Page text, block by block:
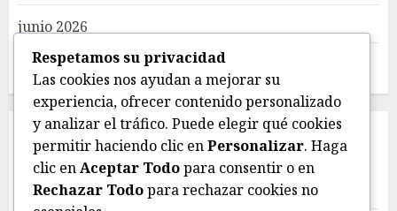
junio 2026
mayo 2026
CATEGORIES
Deportes
Respetamos su privacidad
Las cookies nos ayudan a mejorar su
experiencia, ofrecer contenido personalizado
y analizar el tráfico. Puede elegir qué cookies
permitir haciendo clic enPersonalizar. Haga
clic enAceptar Todopara consentir o en
Rechazar Todopara rechazar cookies no